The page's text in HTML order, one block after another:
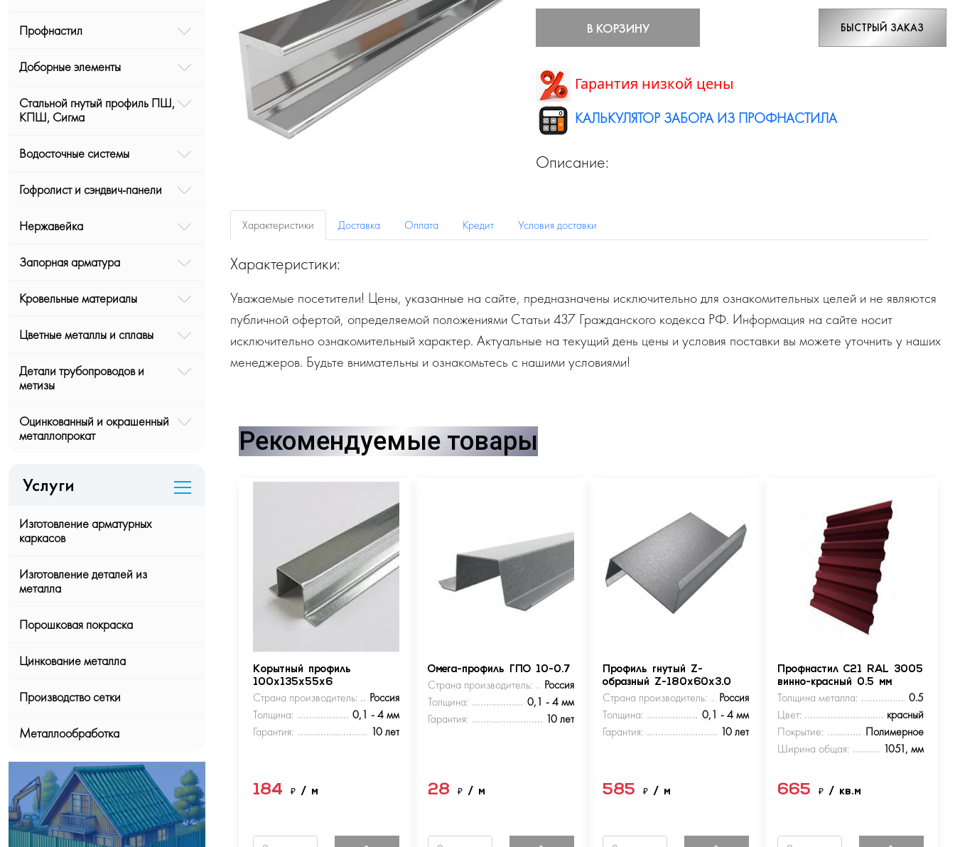
Профнастил
Доборные элементы
Стальной гнутый профиль ПШ,
КПШ, Сигма
Водосточные системы
Гофролист и сэндвич-панели
Нержавейка
Запорная арматура
Кровельные материалы
Цветные металлы и сплавы
Детали трубопроводов и
метизы
Оцинкованный и окрашенный
металлопрокат
Услуги
Изготовление арматурных
каркасов
Изготовление деталей из
металла
Порошковая покраска
Цинкование металла
Производство сетки
Металлообработка
В КОРЗИНУ БЫСТРЫЙ ЗАКАЗ
Гарантия низкой цены
КАЛЬКУЛЯТОР ЗАБОРА ИЗ ПРОФНАСТИЛА
Описание:
Характеристики Доставка Оплата Кредит Условия доставки
Характеристики:
Уважаемые посетители! Цены, указанные на сайте, предназначены исключительно для ознакомительных целей и не являются
публичной офертой, определяемой положениями Статьи 437 Гражданского кодекса РФ. Информация на сайте носит
исключительно ознакомительный характер. Актуальные на текущий день цены и условия поставки вы можете уточнить у наших
менеджеров. Будьте внимательны и ознакомьтесь с нашими условиями!
Рекомендуемые товары
Корытный профиль
100х135х55х6
Страна производитель:
Россия
Толщина:
0,1 - 4 мм
Гарантия:
10 лет
184₽/ м
Омега-профиль ГПО 10-0.7
Страна производитель:
Россия
Толщина:
0,1 - 4 мм
Гарантия:
10 лет
28₽/ м
Профиль гнутый Z-
образный Z-180х60х3.0
Страна производитель:
Россия
Толщина:
0,1 - 4 мм
Гарантия:
10 лет
585₽/ м
Профнастил С21 RAL 3005
винно-красный 0.5 мм
Толщина металла:
0.5
Цвет:
красный
Покрытие:
Полимерное
Ширина общая:
1051, мм
665 ₽ / кв.м